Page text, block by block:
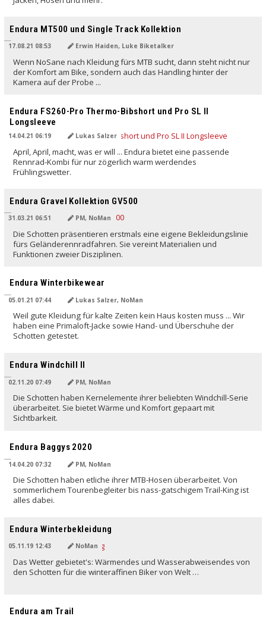
Endura MT500 und Single Track Kollektion
17.08.21 08:53 Erwin Haiden, Luke Biketalker
Wenn NoSane nach Kleidung fürs MTB sucht, dann steht nicht nur
der Komfort am Bike, sondern auch das Handling hinter der
Kamera auf der Probe ...
Endura FS260-Pro Thermo-Bibshort und Pro SL II
Longsleeve
14.04.21 06:19 Lukas Salzer
April, April, macht, was er will ... Endura bietet eine passende
Rennrad-Kombi für nur zögerlich warm werdendes
Frühlingswetter.
Endura Gravel Kollektion GV500
31.03.21 06:51 PM, NoMan
Die Schotten präsentieren erstmals eine eigene Bekleidungslinie
fürs Geländerennradfahren. Sie vereint Materialien und
Funktionen zweier Disziplinen.
Endura Winterbikewear
05.01.21 07:44 Lukas Salzer, NoMan
Weil gute Kleidung für kalte Zeiten kein Haus kosten muss ... Wir
haben eine Primaloft-Jacke sowie Hand- und Überschuhe der
Schotten getestet.
Endura Windchill II
02.11.20 07:49 PM, NoMan
Die Schotten haben Kernelemente ihrer beliebten Windchill-Serie
überarbeitet. Sie bietet Wärme und Komfort gepaart mit
Sichtbarkeit.
Endura Baggys 2020
14.04.20 07:32 PM, NoMan
Die Schotten haben etliche ihrer MTB-Hosen überarbeitet. Von
sommerlichem Tourenbegleiter bis nass-gatschigem Trail-King ist
alles dabei.
Endura Winterbekleidung
05.11.19 12:43 NoMan
Das Wetter gebietet's: Wärmendes und Wasserabweisendes von
den Schotten für die winteraffinen Biker von Welt …
Endura am Trail